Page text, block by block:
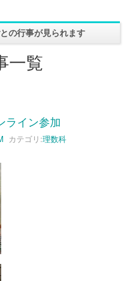
の行事が見られます
一覧
イン参加
カテゴリ:理数科